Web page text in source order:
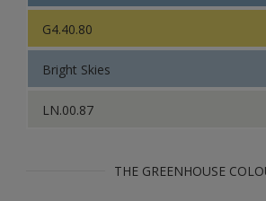
G4.40.80
Bright Skies
LN.00.87
THE GREENHOUSE